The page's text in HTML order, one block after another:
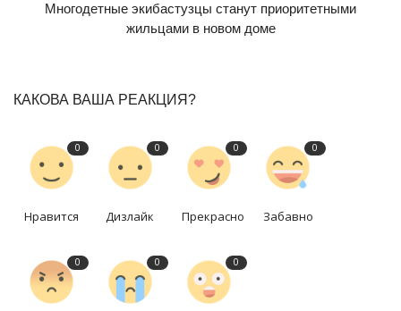
Многодетные экибастузцы станут приоритетными
жильцами в новом доме
КАКОВА ВАША РЕАКЦИЯ?
0
Нравится
0
Дизлайк
0
Прекрасно
0
Забавно
0 0 0